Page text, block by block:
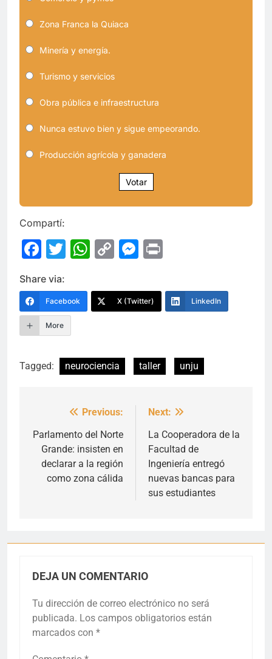
Zona Franca la Quiaca
Minería y energía.
Turismo y servicios
Obra pública e infraestructura
Nunca estuvo bien y sigue empeorando.
Producción agrícola y ganadera
Votar
Compartí:
Facebook
Twitter
WhatsApp
CopyMessenger
Share via:
Facebook X (Twitter) LinkedIn
More
Tagged: neurociencia taller unju
Navegación
de
entradas
Previous:
Parlamento del Norte
Grande: insisten en
declarar a la región
como zona cálida
Next:
La Cooperadora de la
Facultad de
Ingeniería entregó
nuevas bancas para
sus estudiantes
DEJA UN COMENTARIO
Tu dirección de correo electrónico no será
publicada. Los campos obligatorios están
marcados con *